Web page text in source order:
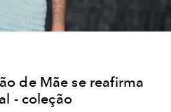
de Mãe se reafirma
- coleção